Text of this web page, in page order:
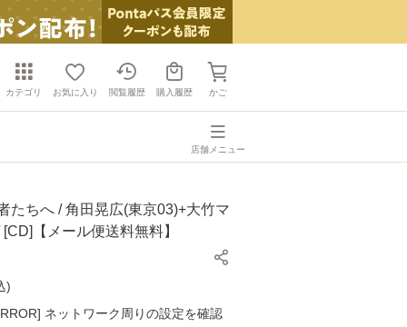
カテゴリ お気に入り 閲覧履歴 購入履歴 かご
店舗メニュー
たちへ / 角田晃広(東京03)+大竹マ
【メール便送料無料】
)
ネットワーク周りの設定を確認